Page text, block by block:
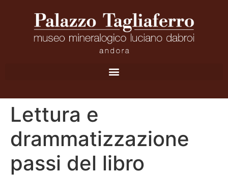
Lettura e
drammatizzazione
passi del libro